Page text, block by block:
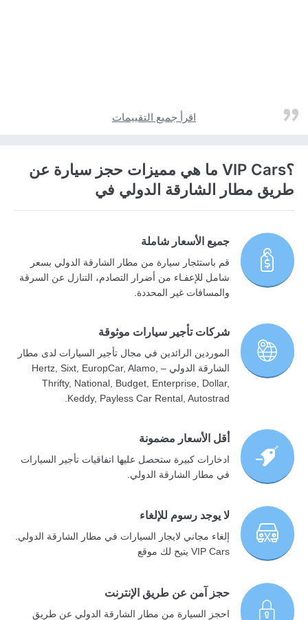
اقرأ جميع التقييمات
؟VIP Cars ما هي مميزات حجز سيارة عن
طريق مطار الشارقة الدولي في
جميع الأسعار شاملة
قم باستئجار سيارة من مطار الشارقة الدولي بسعر
شامل للإعفـاء من أضرار التصادم، التنازل عن السرقة
والمسافات غير المحددة.
شركات تأجير سيارات موثوقة
الموردين الرائدين في مجال تأجير السيارات لدى مطار
الشارقة الدولي – Hertz, Sixt, EuropCar, Alamo,
Thrifty, National, Budget, Enterprise, Dollar,
Keddy, Payless Car Rental, Autostrad.
أقل الأسعار مضمونة
ادخارات كبيرة ستحصل عليها اتفاقيات تأجير السيارات
في مطار الشارقة الدولي.
لا يوجد رسوم للإلغاء
إلغاء مجاني لايجار السيارات في مطار الشارقة الدولي.
VIP Cars يتيح لك موقع
حجز آمن عن طريق الإنترنت
احجز السيارة من مطار الشارقة الدولي عن طريق